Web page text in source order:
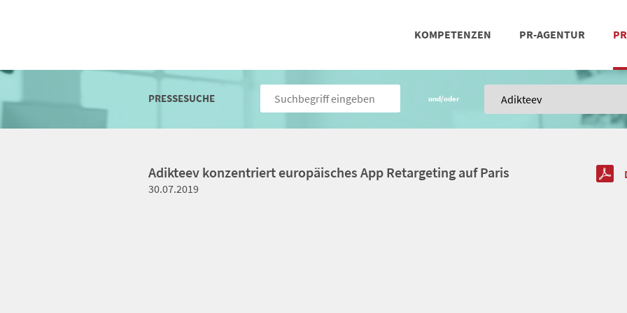
KOMPETENZEN PR-AGENTUR
PRESSESUCHE und/oder
Adikteev konzentriert europäisches App Retargeting auf Paris
30.07.2019